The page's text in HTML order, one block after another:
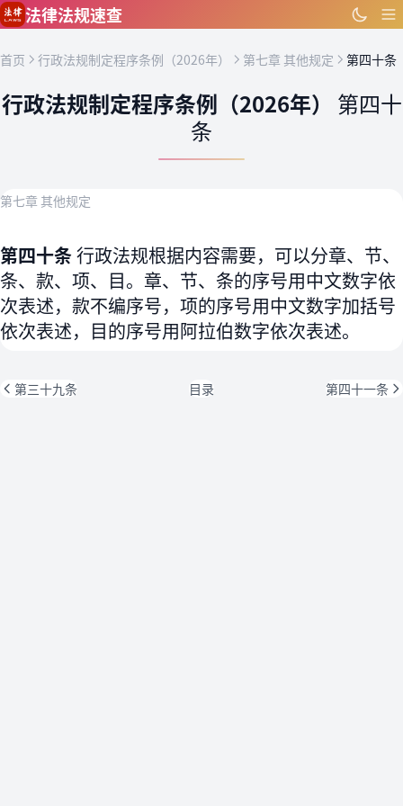
跳到主要内容
法律法规速查
首页 行政法规制定程序条例（2026年） 第七章 其他规定 第四十条
行政法规制定程序条例（2026年） 第四十
条
第七章 其他规定
第四十条行政法规根据内容需要，可以分章、节、
条、款、项、目。章、节、条的序号用中文数字依
次表述，款不编序号，项的序号用中文数字加括号
依次表述，目的序号用阿拉伯数字依次表述。
第三十九条 目录 第四十一条